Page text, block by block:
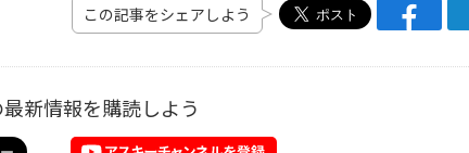
この記事をシェアしよう
新情報を購読しよう